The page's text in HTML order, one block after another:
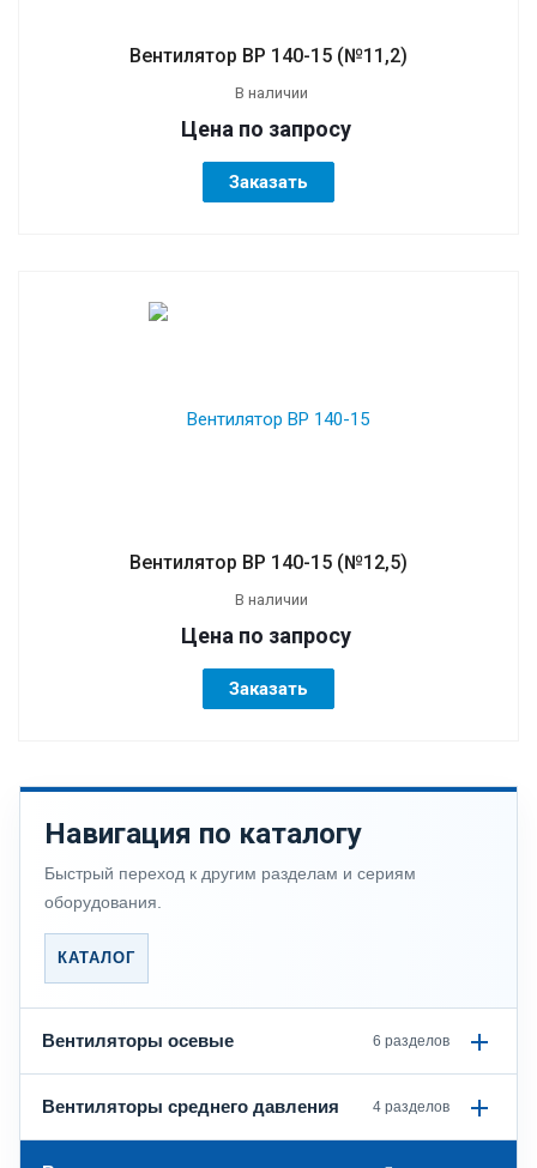
Вентилятор ВР 140-15 (№11,2)
В наличии
Цена по запросу
Заказать
Вентилятор ВР 140-15 (№12,5)
В наличии
Цена по запросу
Заказать
Навигация по каталогу
Быстрый переход к другим разделам и сериям
оборудования.
КАТАЛОГ
Вентиляторы осевые 6 разделов
Вентиляторы среднего давления 4 разделов